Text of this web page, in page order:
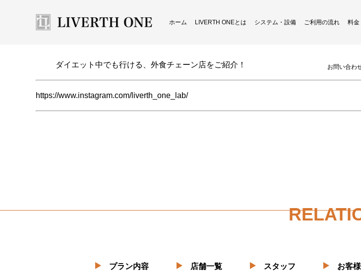
ホーム LIVERTH ONEとは システム・設備 ご利用の流れ 料金
お問い合わ
ダイエット中でも行ける、外食チェーン店をご紹介！
https://www.instagram.com/liverth_one_lab/
プラン内容 店舗一覧 スタッフ お客